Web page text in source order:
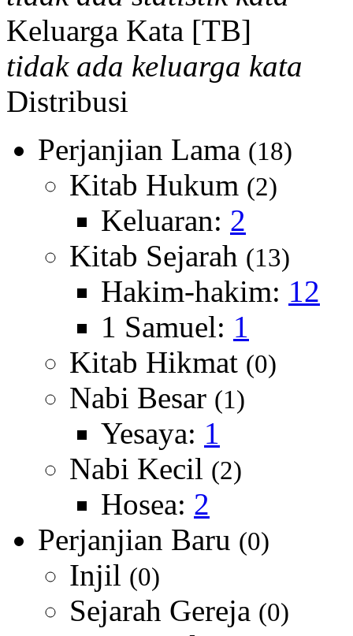
Keluarga Kata [TB]
tidak ada keluarga kata
Distribusi
Perjanjian Lama (18)
Kitab Hukum (2)
Keluaran: 2
Kitab Sejarah (13)
Hakim-hakim: 12
1 Samuel: 1
Kitab Hikmat (0)
Nabi Besar (1)
Yesaya: 1
Nabi Kecil (2)
Hosea: 2
Perjanjian Baru (0)
Injil (0)
Sejarah Gereja (0)